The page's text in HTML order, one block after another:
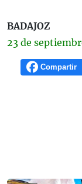
BADAJOZ
23 de
Compartir